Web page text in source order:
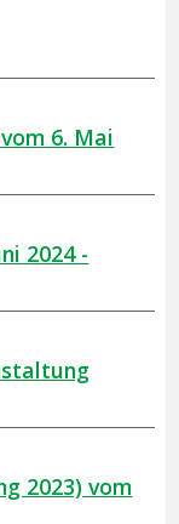
6. Mai
2024 -
2023) vom